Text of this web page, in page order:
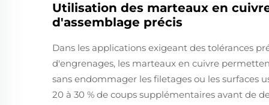
Utilisation des marteaux en
d'assemblage précis
Dans les applications exigeant des tolérances
d'engrenages, les marteaux en cuivre
sans endommager les filetages ou les surfaces
20 à 30 % de coups supplémentaires avant de